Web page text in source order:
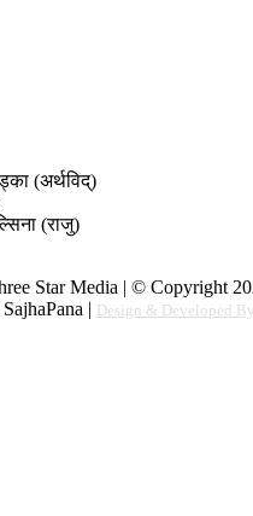
(अर्थविद्)
(राजु)
Star Media | © Copyright
| Design & Developed